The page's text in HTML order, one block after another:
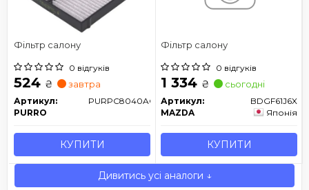
Фільтр салону
0 відгуків
524 ₴ завтра
Артикул:
PURPC8040AG
PURRO
КУПИТИ
Фільтр салону
0 відгуків
1 334 ₴ сьогодні
Артикул:
BDGF61J6X
MAZDA
Японія
КУПИТИ
Дивитись усі аналоги ↓